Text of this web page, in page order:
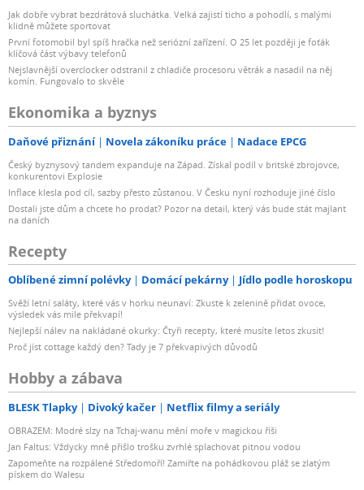
Jak dobře vybrat bezdrátová sluchátka. Velká zajistí ticho a pohodlí, s malými
klidně můžete sportovat
První fotomobil byl spíš hračka než seriózní zařízení. O 25 let později je foťák
klíčová část výbavy telefonů
Nejslavnější overclocker odstranil z chladiče procesoru větrák a nasadil na něj
komín. Fungovalo to skvěle
Ekonomika a byznys
Daňové přiznání Novela zákoníku práce Nadace EPCG
Český byznysový tandem expanduje na Západ. Získal podíl v britské zbrojovce,
konkurentovi Explosie
Inflace klesla pod cíl, sazby přesto zůstanou. V Česku nyní rozhoduje jiné číslo
Dostali jste dům a chcete ho prodat? Pozor na detail, který vás bude stát majlant
na daních
Recepty
Oblíbené zimní polévky Domácí pekárny Jídlo podle horoskopu
Svěží letní saláty, které vás v horku neunaví: Zkuste k zelenině přidat ovoce,
výsledek vás mile překvapí!
Nejlepší nálev na nakládané okurky: Čtyři recepty, které musíte letos zkusit!
Proč jíst cottage každý den? Tady je 7 překvapivých důvodů
Hobby a zábava
BLESK Tlapky Divoký kačer Netflix filmy a seriály
OBRAZEM: Modré slzy na Tchaj-wanu mění moře v magickou říši
Jan Faltus: Vždycky mně přišlo trošku zvrhlé splachovat pitnou vodou
Zapomeňte na rozpálené Středomoří! Zamiřte na pohádkovou pláž se zlatým
pískem do Walesu